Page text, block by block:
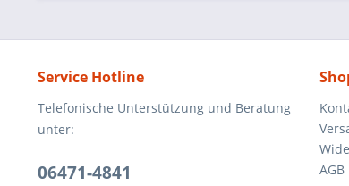
Service Hotline
Telefonische Unterstützung und Beratung
unter:
06471-4841
AGB